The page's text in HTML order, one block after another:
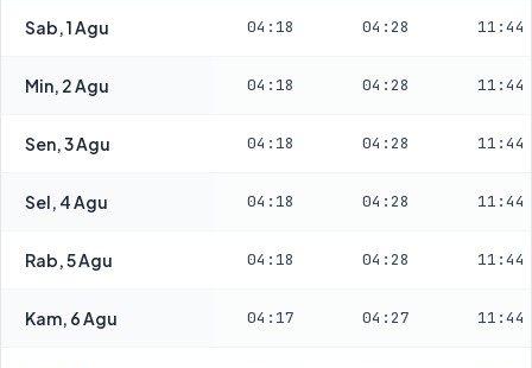
Sab, 1 Agu 04:18 04:28 11:44
Min, 2 Agu 04:18 04:28 11:44
Sen, 3 Agu 04:18 04:28 11:44
Sel, 4 Agu 04:18 04:28 11:44
Rab, 5 Agu 04:18 04:28 11:44
Kam, 6 Agu 04:17 04:27 11:44